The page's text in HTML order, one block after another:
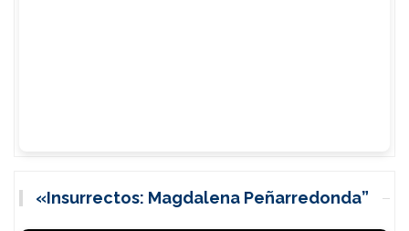
«Insurrectos: Magdalena Peñarredonda”